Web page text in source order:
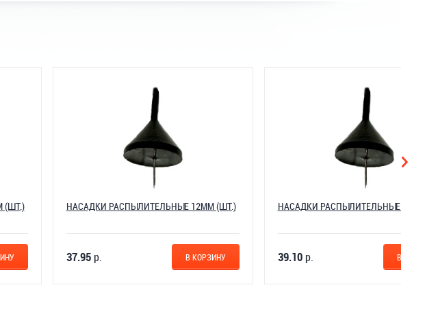
НАСАДКИ РАСПЫЛИТЕЛЬНЫЕ 12ММ (ШТ.)
37.95
НАСАДКИ РАСПЫЛИТЕЛЬНЫЕ 18ММ (ШТ.)
39.10